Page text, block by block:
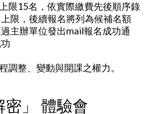
限15名，依實際繳費先後順序錄
限，後續報名將列為候補名額
主辦單位發出mail報名成功通
調整、變動與開課之權力。